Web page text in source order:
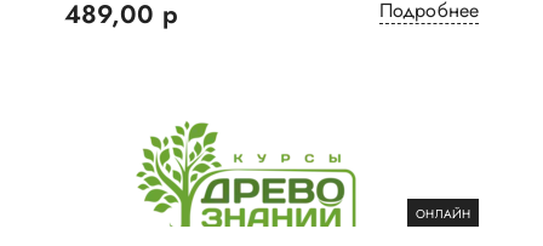
489,00 р Подробнее
ОНЛАЙН